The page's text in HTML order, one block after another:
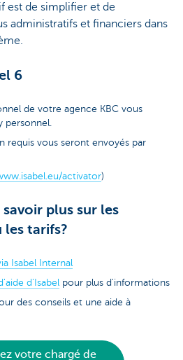
est de simplifier et de
administratifs et financiers dans
6
de votre agence KBC vous
personnel.
requis vous seront envoyés par
activator)
plus sur les
tarifs?
Isabel Internal
d'Isabel pour plus d'informations
des conseils et une aide à
votre chargé de